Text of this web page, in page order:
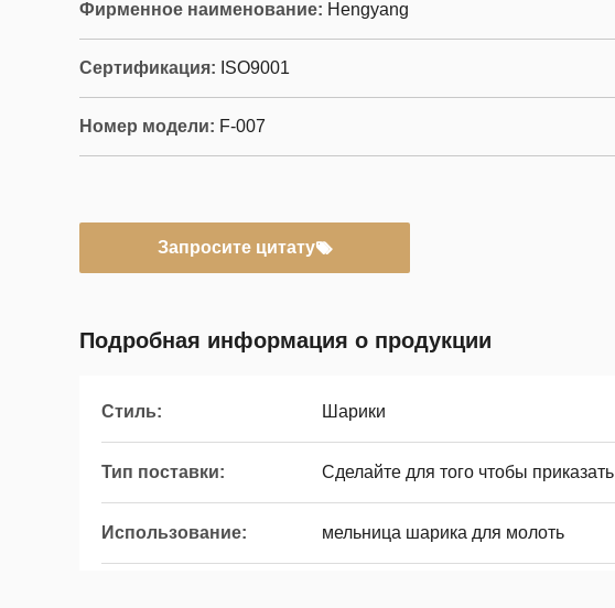
Фирменное наименование: Hengyang
Сертификация: ISO9001
Номер модели: F-007
Запросите цитату
Подробная информация о продукции
Стиль: Шарики
Тип поставки: Сделайте для того чтобы приказать
Использование: мельница шарика для молоть